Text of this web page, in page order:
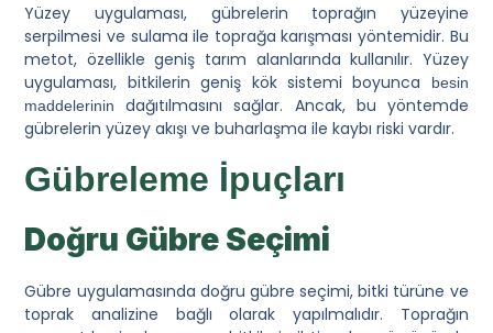
Yüzey uygulaması, gübrelerin toprağın yüzeyine
serpilmesi ve sulama ile toprağa karışması yöntemidir. Bu
metot, özellikle geniş tarım alanlarında kullanılır. Yüzey
uygulaması, bitkilerin geniş kök sistemi boyunca besin
maddelerinin
dağıtılmasını sağlar. Ancak, bu yöntemde
gübrelerin yüzey akışı ve buharlaşma ile kaybı riski vardır.
Gübreleme İpuçları
Doğru Gübre Seçimi
Gübre uygulamasında doğru gübre seçimi, bitki türüne ve
toprak analizine bağlı olarak yapılmalıdır. Toprağın